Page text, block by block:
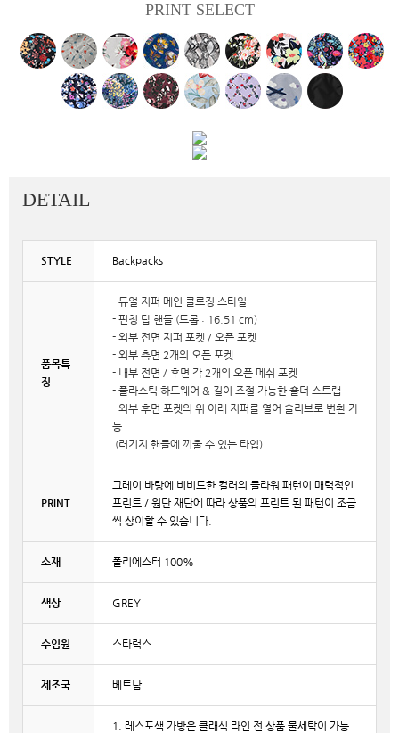
PRINT SELECT
DETAIL
STYLE Backpacks
품목특
징
- 듀얼 지퍼 메인 클로징 스타일
- 핀칭 탑 핸들 (드롭 : 16.51 cm)
- 외부 전면 지퍼 포켓 / 오픈 포켓
- 외부 측면 2개의 오픈 포켓
- 내부 전면 / 후면 각 2개의 오픈 메쉬 포켓
- 플라스틱 하드웨어 & 길이 조절 가능한 숄더 스트랩
- 외부 후면 포켓의 위 아래 지퍼를 열어 슬리브로 변환 가
능
(러기지 핸들에 끼울 수 있는 타입)
PRINT
그레이 바탕에 비비드한 컬러의 플라워 패턴이 매력적인
프린트 / 원단 재단에 따라 상품의 프린트 된 패턴이 조금
씩 상이할 수 있습니다.
소재 폴리에스터 100%
색상 GREY
수입원 스타럭스
제조국 베트남
1. 레스포색 가방은 클래식 라인 전 상품 물세탁이 가능